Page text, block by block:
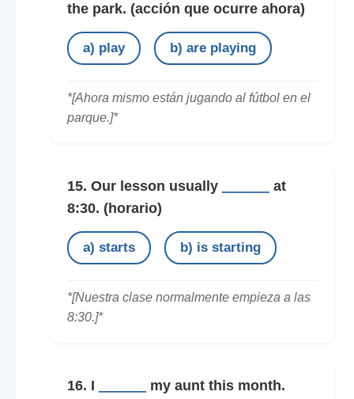
the park. (acción que ocurre ahora)
a) play b) are playing
*[Ahora mismo están jugando al fútbol en el
parque.]*
15. Our lesson usually
at
8:30. (horario)
a) starts b) is starting
*[Nuestra clase normalmente empieza a las
8:30.]*
16. I
my aunt this month.